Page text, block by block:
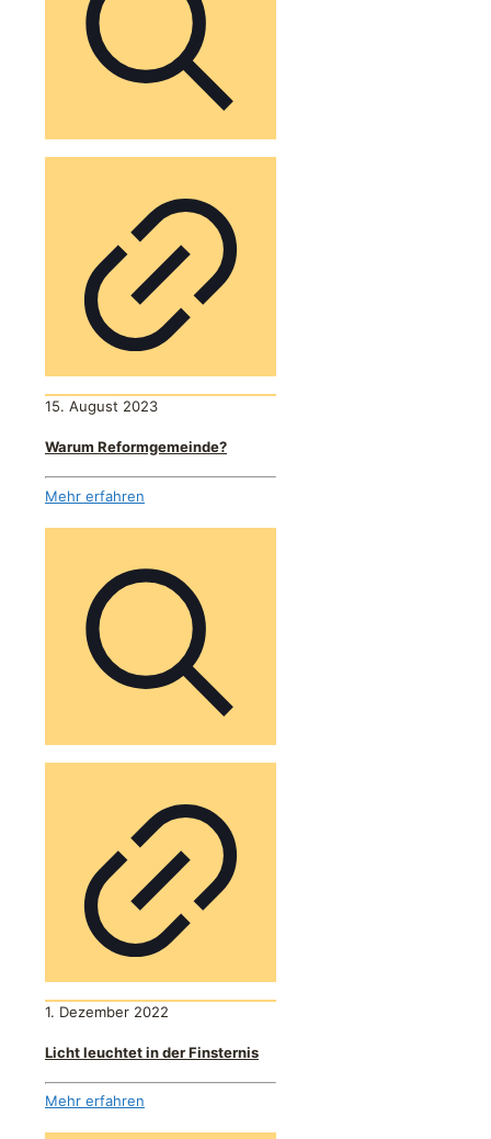
15. August 2023
Warum Reformgemeinde?
Mehr erfahren
1. Dezember 2022
Licht leuchtet in der Finsternis
Mehr erfahren